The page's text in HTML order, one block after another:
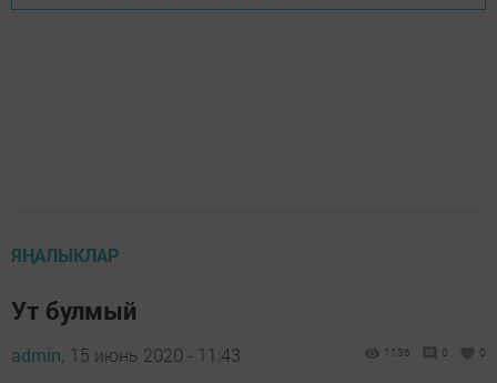
ЯҢАЛЫКЛАР
Ут булмый
admin, 15 июнь 2020 - 11:43 1136 0 0